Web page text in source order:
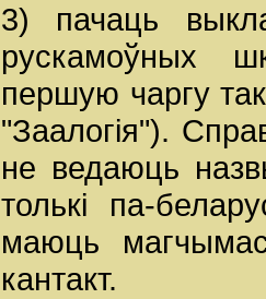
3) пачаць
рускамоўных
першую чаргу
"Заалогія").
не ведаюць
толькі па-
маюць
кантакт.